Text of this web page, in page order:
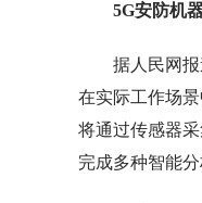
5G安防机
据人民网
在实际工作场
将通过传感器
完成多种智能